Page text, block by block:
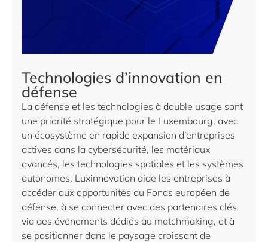
Technologies d’innovation en
défense
La défense et les technologies à double usage sont
une priorité stratégique pour le Luxembourg, avec
un écosystème en rapide expansion d’entreprises
actives dans la cybersécurité, les matériaux
avancés, les technologies spatiales et les systèmes
autonomes. Luxinnovation aide les entreprises à
accéder aux opportunités du Fonds européen de
défense, à se connecter avec des partenaires clés
via des événements dédiés au matchmaking, et à
se positionner dans le paysage croissant de